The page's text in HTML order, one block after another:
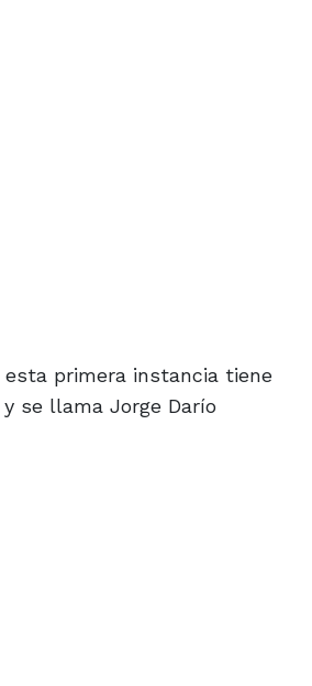
esta primera instancia tiene
se llama Jorge Darío